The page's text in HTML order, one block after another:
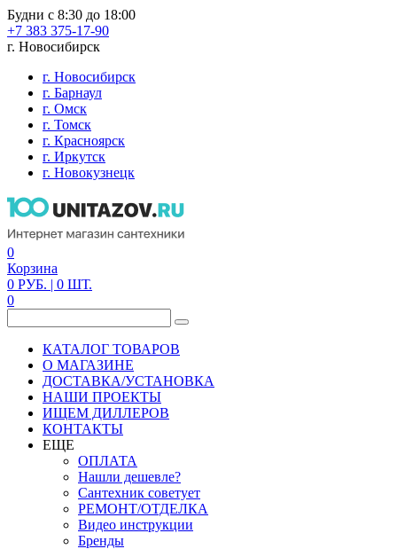
Будни с 8:30 до 18:00
+7 383 375-17-90
г. Новосибирск
г. Новосибирск
г. Барнаул
г. Омск
г. Томск
г. Красноярск
г. Иркутск
г. Новокузнецк
0
Корзина
0 РУБ. | 0 ШТ.
0
КАТАЛОГ ТОВАРОВ
О МАГАЗИНЕ
ДОСТАВКА/УСТАНОВКА
НАШИ ПРОЕКТЫ
ИЩЕМ ДИЛЛЕРОВ
КОНТАКТЫ
ЕЩЕ
ОПЛАТА
Нашли дешевле?
Сантехник советует
РЕМОНТ/ОТДЕЛКА
Видео инструкции
Бренды